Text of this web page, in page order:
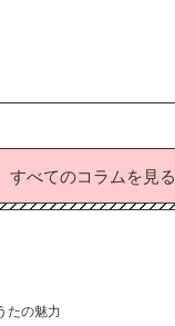
すべてのコラムを見る
たの魅力